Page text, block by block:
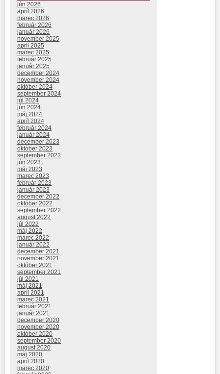
jún 2026
apríl 2026
marec 2026
február 2026
január 2026
november 2025
apríl 2025
marec 2025
február 2025
január 2025
december 2024
november 2024
október 2024
september 2024
júl 2024
jún 2024
máj 2024
apríl 2024
február 2024
január 2024
december 2023
október 2023
september 2023
jún 2023
máj 2023
marec 2023
február 2023
január 2023
december 2022
október 2022
september 2022
august 2022
júl 2022
máj 2022
marec 2022
január 2022
december 2021
november 2021
október 2021
september 2021
júl 2021
máj 2021
apríl 2021
marec 2021
február 2021
január 2021
december 2020
november 2020
október 2020
september 2020
august 2020
máj 2020
apríl 2020
marec 2020